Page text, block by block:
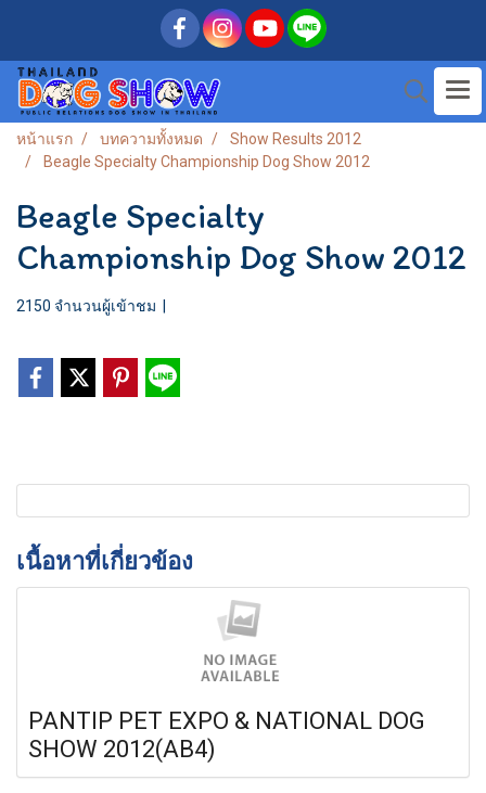
หน้าแรก บทความทั้งหมด
Show Results 2012
Beagle Specialty Championship Dog Show 2012
Beagle Specialty
Championship Dog Show 2012
2150 จำนวนผู้เข้าชม
เนื้อหาที่เกี่ยวข้อง
PANTIP PET EXPO & NATIONAL DOG
SHOW 2012(AB4)